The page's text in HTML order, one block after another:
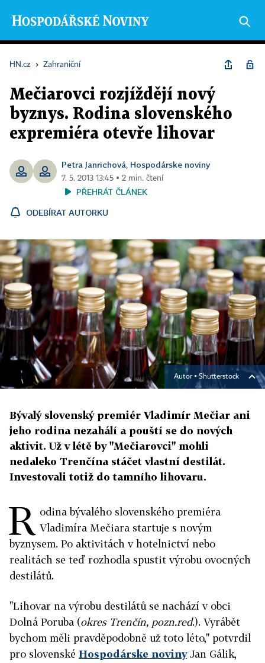
HN.cz › Zahraniční
Mečiarovci rozjíždějí nový
byznys. Rodina slovenského
expremiéra otevře lihovar
Petra Janrichová, Hospodárske noviny
7. 5. 2013 13:45 ▪ 2 min. čtení
PŘEHRÁT ČLÁNEK
ODEBÍRAT AUTORKU
Autor ▪ Shutterstock
Bývalý slovenský premiér Vladimír Mečiar ani
jeho rodina nezahálí a pouští se do nových
aktivit. Už v létě by "Mečiarovci" mohli
nedaleko Trenčína stáčet vlastní destilát.
Investovali totiž do tamního lihovaru.
R odina bývalého slovenského premiéra
Vladimíra Mečiara startuje s novým
byznysem. Po aktivitách v hotelnictví nebo
realitách se teď rozhodla spustit výrobu ovocných
destilátů.
"Lihovar na výrobu destilátů se nachází v obci
Dolná Poruba (okres Trenčín, pozn.red.). Vyrábět
bychom měli pravděpodobně už toto léto," potvrdil
pro slovenské Hospodárske novinyJan Gálik,